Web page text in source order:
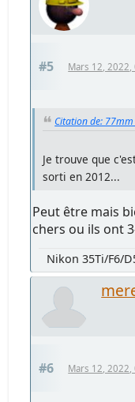
#5 Mars 12, 2022,
Citation de:
Je trouve que
sorti en 2012...
Peut être mais
chers ou ils ont
Nikon 35Ti/F6/
#6 Mars 12, 2022,